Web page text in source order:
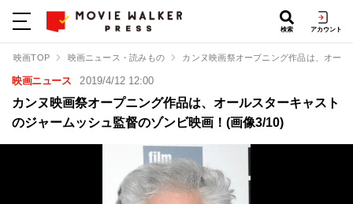
検索 アカウント
映画TOP 映画ニュース・読みもの カンヌ映画祭オープニング作品は、オー
映画ニュース 2019/4/12 12:00
カンヌ映画祭オープニング作品は、オールスターキャスト
のジャームッシュ監督のゾンビ映画！(画像3/10)